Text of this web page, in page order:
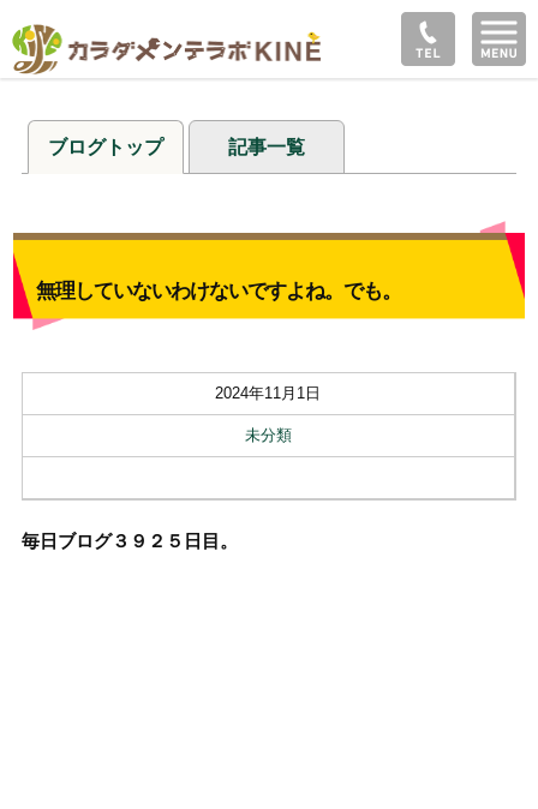
ブログトップ 記事一覧
無理していないわけないですよね。でも。
2024年11月1日
未分類
毎日ブログ３９２５日目。